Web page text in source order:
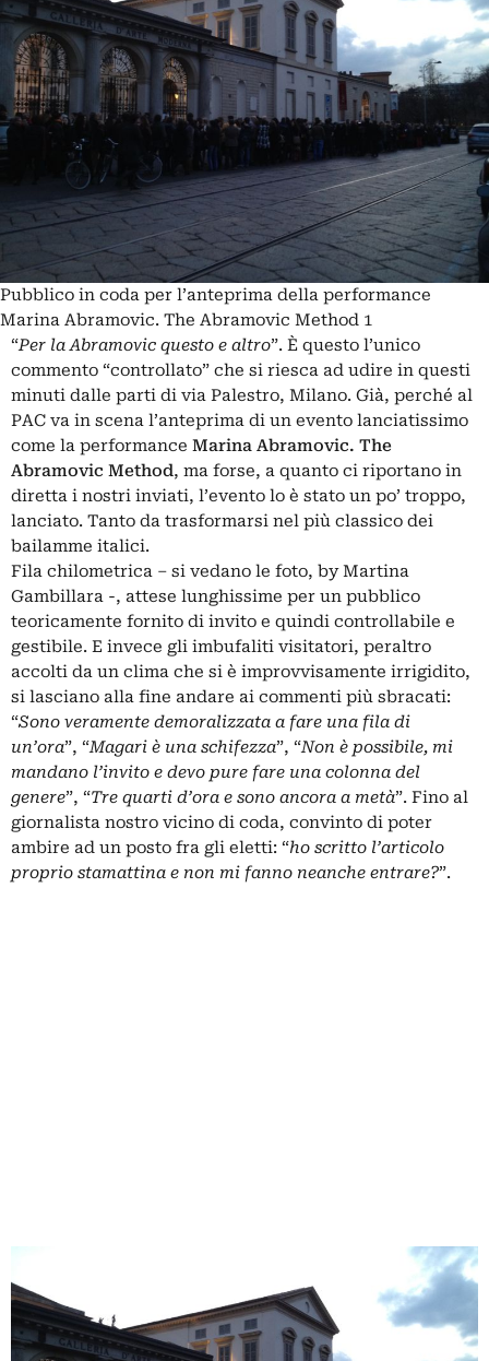
Pubblico in coda per l’anteprima della performance
Marina Abramovic. The Abramovic Method 1
“Per la Abramovic questo e altro”. È questo l’unico
commento “controllato” che si riesca ad udire in questi
minuti dalle parti di via Palestro, Milano. Già, perché al
PAC va in scena l’anteprima di un evento lanciatissimo
come la performance Marina Abramovic. The
Abramovic Method, ma forse, a quanto ci riportano in
diretta i nostri inviati, l’evento lo è stato un po’ troppo,
lanciato. Tanto da trasformarsi nel più classico dei
bailamme italici.
Fila chilometrica – si vedano le foto, by Martina
Gambillara -, attese lunghissime per un pubblico
teoricamente fornito di invito e quindi controllabile e
gestibile. E invece gli imbufaliti visitatori, peraltro
accolti da un clima che si è improvvisamente irrigidito,
si lasciano alla fine andare ai commenti più sbracati:
“Sono veramente demoralizzata a fare una fila di
un’ora”, “Magari è una schifezza”, “Non è possibile, mi
mandano l’invito e devo pure fare una colonna del
genere”, “Tre quarti d’ora e sono ancora a metà”. Fino al
giornalista nostro vicino di coda, convinto di poter
ambire ad un posto fra gli eletti: “ho scritto l’articolo
proprio stamattina e non mi fanno neanche entrare?”.